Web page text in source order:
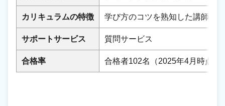
カリキュラムの特徴 学び方のコツを熟知した講師か
サポートサービス 質問サービス
合格率 合格者102名（2025年4月時点）